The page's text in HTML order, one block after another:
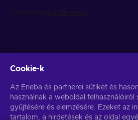
You can unsubscribe at any time. Visit
Cookie-k
Az Eneba és partnerei sütiket és
használnak a weboldal
gyűjtésére és elemzésére. Ezeket az
tartalom, a hirdetések és az oldal